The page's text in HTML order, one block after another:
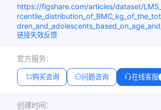
https://figshare.com/articles/dataset/
链接失效反馈
官方服务：
购买咨询 问题咨询 在线客服
创建时间：